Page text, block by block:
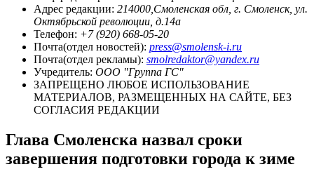
Адрес редакции: 214000,Смоленская обл, г. Смоленск, ул.
Октябрьской революции, д.14а
Телефон: +7 (920) 668-05-20
Почта(отдел новостей): press@smolensk-i.ru
Почта(отдел рекламы): smolredaktor@yandex.ru
Учредитель: ООО "Группа ГС"
ЗАПРЕЩЕНО ЛЮБОЕ ИСПОЛЬЗОВАНИЕ
МАТЕРИАЛОВ, РАЗМЕЩЕННЫХ НА САЙТЕ, БЕЗ
СОГЛАСИЯ РЕДАКЦИИ
Глава Смоленска назвал сроки
завершения подготовки города к зиме